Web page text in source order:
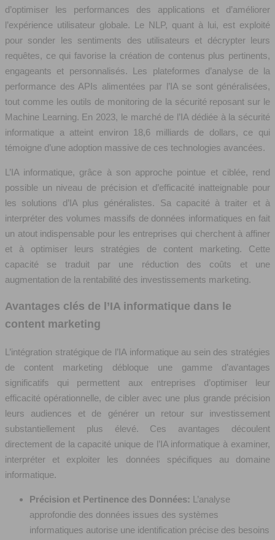
d’optimiser les performances des applications et d’améliorer
l’expérience utilisateur globale. Le NLP, quant à lui, est exploité
pour sonder les sentiments des utilisateurs et décrypter leurs
requêtes, ce qui favorise la création de contenus plus pertinents,
engageants et personnalisés. Les plateformes d’analyse de la
performance des APIs alimentées par l’IA se sont généralisées,
tout comme les outils de monitoring de la sécurité reposant sur le
Machine Learning. En 2023, le marché de l’IA dédiée à la sécurité
informatique a atteint environ 18,6 milliards de dollars, ce qui
témoigne d’une adoption massive de ces technologies avancées.
L’IA informatique, grâce à son approche pointue et ciblée, rend
possible un niveau de précision et d’efficacité inatteignable pour
les solutions d’IA plus généralistes. Sa capacité à traiter et à
interpréter des volumes massifs de données informatiques en fait
un atout indispensable pour les entreprises qui cherchent à affiner
et à optimiser leurs stratégies de content marketing. Cette
capacité se traduit par une réduction des coûts et une
augmentation de la rentabilité des investissements marketing.
Avantages clés de l’IA informatique dans le
content marketing
L’intégration stratégique de l’IA informatique au sein des stratégies
de content marketing débloque une gamme d’avantages
significatifs qui permettent aux entreprises d’optimiser leur
efficacité opérationnelle, de cibler avec une plus grande précision
leurs audiences et de générer un retour sur investissement
substantiellement plus élevé. Ces avantages découlent
directement de la capacité unique de l’IA informatique à examiner,
interpréter et exploiter les données spécifiques au domaine
informatique.
Précision et Pertinence des Données: L’analyse
approfondie des données issues des systèmes
informatiques autorise une identification précise des besoins